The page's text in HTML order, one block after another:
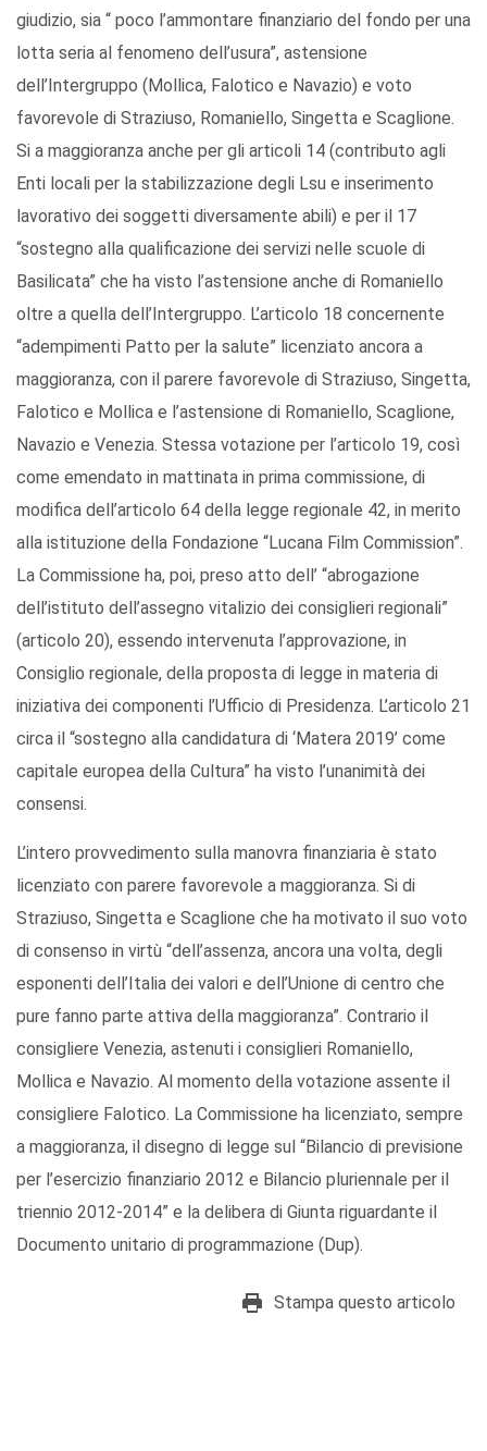
giudizio, sia “ poco l’ammontare finanziario del fondo per una
lotta seria al fenomeno dell’usura”, astensione
dell’Intergruppo (Mollica, Falotico e Navazio) e voto
favorevole di Straziuso, Romaniello, Singetta e Scaglione.
Si a maggioranza anche per gli articoli 14 (contributo agli
Enti locali per la stabilizzazione degli Lsu e inserimento
lavorativo dei soggetti diversamente abili) e per il 17
“sostegno alla qualificazione dei servizi nelle scuole di
Basilicata” che ha visto l’astensione anche di Romaniello
oltre a quella dell’Intergruppo. L’articolo 18 concernente
“adempimenti Patto per la salute” licenziato ancora a
maggioranza, con il parere favorevole di Straziuso, Singetta,
Falotico e Mollica e l’astensione di Romaniello, Scaglione,
Navazio e Venezia. Stessa votazione per l’articolo 19, così
come emendato in mattinata in prima commissione, di
modifica dell’articolo 64 della legge regionale 42, in merito
alla istituzione della Fondazione “Lucana Film Commission”.
La Commissione ha, poi, preso atto dell’ “abrogazione
dell’istituto dell’assegno vitalizio dei consiglieri regionali”
(articolo 20), essendo intervenuta l’approvazione, in
Consiglio regionale, della proposta di legge in materia di
iniziativa dei componenti l’Ufficio di Presidenza. L’articolo 21
circa il “sostegno alla candidatura di ‘Matera 2019’ come
capitale europea della Cultura” ha visto l’unanimità dei
consensi.
L’intero provvedimento sulla manovra finanziaria è stato
licenziato con parere favorevole a maggioranza. Si di
Straziuso, Singetta e Scaglione che ha motivato il suo voto
di consenso in virtù “dell’assenza, ancora una volta, degli
esponenti dell’Italia dei valori e dell’Unione di centro che
pure fanno parte attiva della maggioranza”. Contrario il
consigliere Venezia, astenuti i consiglieri Romaniello,
Mollica e Navazio. Al momento della votazione assente il
consigliere Falotico. La Commissione ha licenziato, sempre
a maggioranza, il disegno di legge sul “Bilancio di previsione
per l’esercizio finanziario 2012 e Bilancio pluriennale per il
triennio 2012-2014” e la delibera di Giunta riguardante il
Documento unitario di programmazione (Dup).
Stampa questo articolo